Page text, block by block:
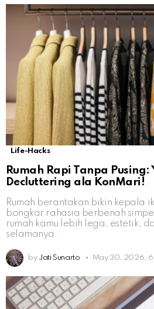
Life-Hacks
Rumah Rapi Tanpa Pusing:
Decluttering ala KonMari!
Rumah berantakan bikin kepala
bongkar rahasia berbenah
rumah kamu lebih lega, estetik,
selamanya.
by Jati Sunarto May 30, 2026,